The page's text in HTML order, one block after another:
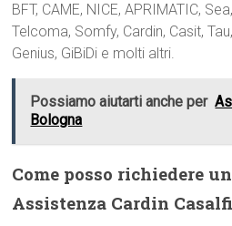
BFT, CAME, NICE, APRIMATIC,
Telcoma, Somfy, Cardin, Casit,
Genius, GiBiDi e molti altri.
Possiamo aiutarti anche per
Bologna
Come posso richiedere
Assistenza Cardin